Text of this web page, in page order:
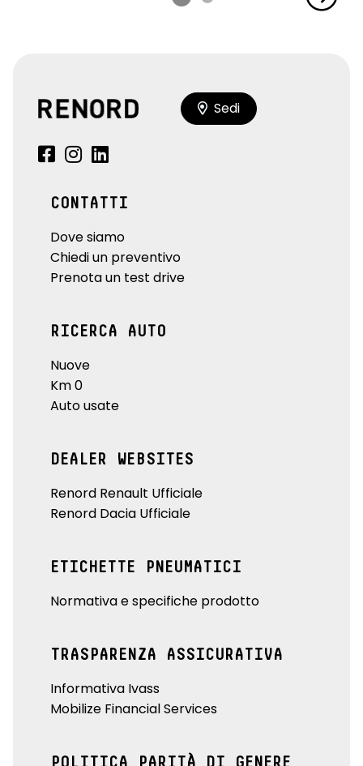
Sedi
CONTATTI
Dove siamo
Chiedi un preventivo
Prenota un test drive
RICERCA AUTO
Nuove
Km 0
Auto usate
DEALER WEBSITES
Renord Renault Ufficiale
Renord Dacia Ufficiale
ETICHETTE PNEUMATICI
Normativa e specifiche prodotto
TRASPARENZA ASSICURATIVA
Informativa Ivass
Mobilize Financial Services
POLITICA PARITÀ DI GENERE